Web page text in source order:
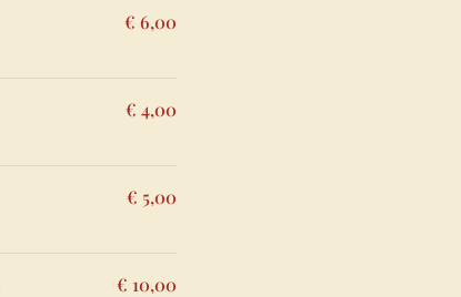
€ 6,00
€ 4,00
€ 5,00
€ 10,00